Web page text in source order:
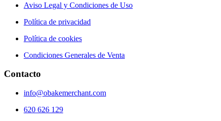
Aviso Legal y Condiciones de Uso
Política de privacidad
Política de cookies
Condiciones Generales de Venta
Contacto
info@obakemerchant.com
620 626 129